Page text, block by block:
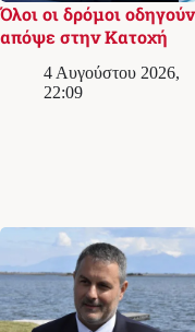
Όλοι οι δρόμοι οδηγούν
απόψε στην Κατοχή
4 Αυγούστου 2026,
22:09